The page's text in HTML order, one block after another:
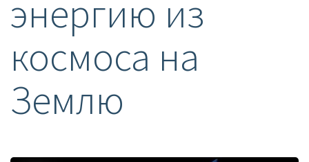
энергию из
космоса на
Землю